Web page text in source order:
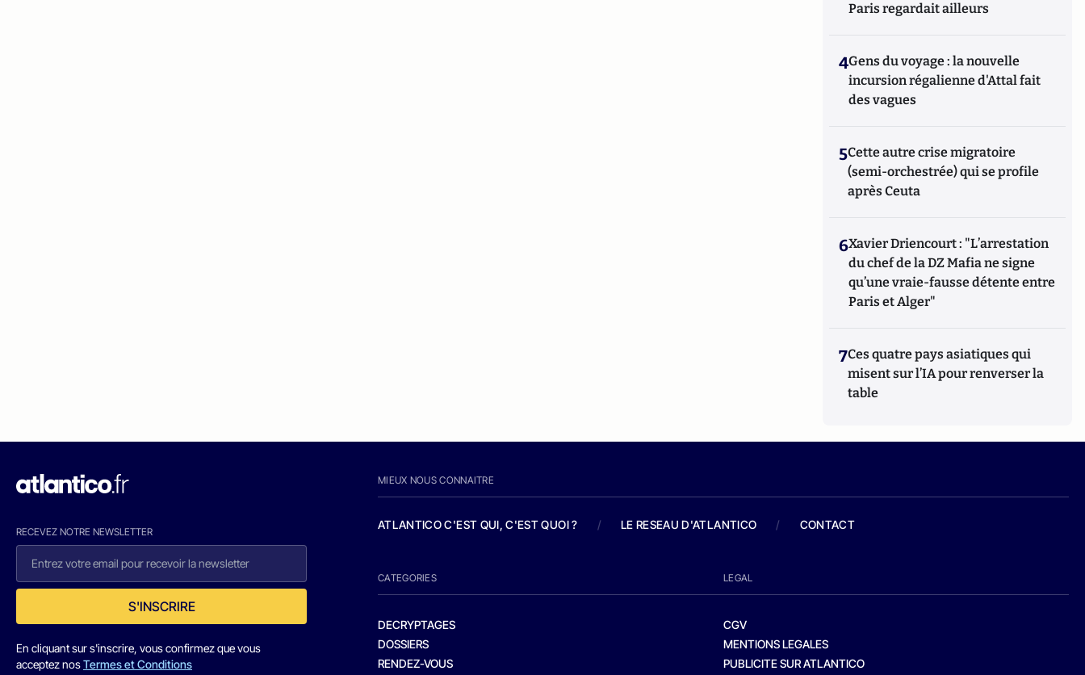
Paris regardait ailleurs
4Gens du voyage : la nouvelle
incursion régalienne d'Attal fait
des vagues
5Cette autre crise migratoire
(semi-orchestrée) qui se profile
après Ceuta
6Xavier Driencourt : "L’arrestation
du chef de la DZ Mafia ne signe
qu’une vraie-fausse détente entre
Paris et Alger"
7Ces quatre pays asiatiques qui
misent sur l’IA pour renverser la
table
RECEVEZ NOTRE NEWSLETTER
S'INSCRIRE
En cliquant sur s'inscrire, vous confirmez que vous
acceptez nosTermes et Conditions
MIEUX NOUS CONNAITRE
ATLANTICO C'EST QUI, C'EST QUOI ? / LE RESEAU D'ATLANTICO / CONTACT
CATEGORIES
DECRYPTAGES
DOSSIERS
RENDEZ-VOUS
LEGAL
CGV
MENTIONS LEGALES
PUBLICITE SUR ATLANTICO